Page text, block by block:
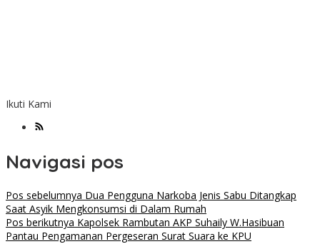
Ikuti Kami
Navigasi pos
Pos sebelumnya Dua Pengguna Narkoba Jenis Sabu Ditangkap
Saat Asyik Mengkonsumsi di Dalam Rumah
Pos berikutnya Kapolsek Rambutan AKP Suhaily W.Hasibuan
Pantau Pengamanan Pergeseran Surat Suara ke KPU